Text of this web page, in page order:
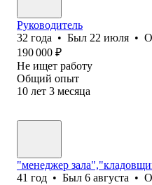
Руководитель
32 года • Был 22 июля •
190 000 ₽
Не ищет работу
Общий опыт
10 лет 3 месяца
"менеджер
41 год • Был 6 августа •